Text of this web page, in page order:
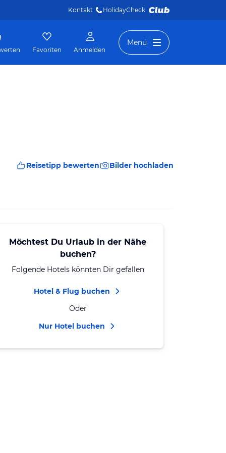
Kontakt HolidayCheck
Favoriten Anmelden
Menü
Reisetipp bewerten Bilder hochladen
Möchtest Du Urlaub in der Nähe
buchen?
Folgende Hotels könnten Dir gefallen
Hotel & Flug buchen
Oder
Nur Hotel buchen